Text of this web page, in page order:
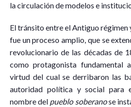
la circulación de modelos e
El tránsito entre el Antiguo
fue un proceso amplio, que se
revolucionario de las décadas de
como protagonista fundamental
virtud del cual se derribaron las
autoridad política y social para
nombre del pueblo soberanose